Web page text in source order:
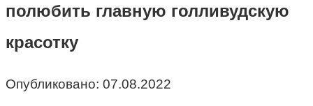
полюбить главную голливудскую
красотку
Опубликовано: 07.08.2022